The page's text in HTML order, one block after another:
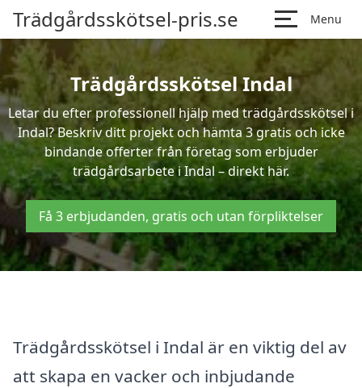
Trädgårdsskötsel-pris.se Menu
Trädgårdsskötsel Indal
Letar du efter professionell hjälp med trädgårdsskötsel i
Indal? Beskriv ditt projekt och hämta 3 gratis och icke
bindande offerter från företag som erbjuder
trädgårdsarbete i Indal – direkt här.
Få 3 erbjudanden, gratis och utan förpliktelser
Trädgårdsskötsel i Indal är en viktig del av
att skapa en vacker och inbjudande